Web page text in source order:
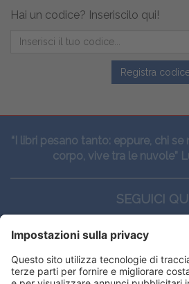
Hai un codice? Inseriscilo qui!
Registra
“I libri pesano tanto: eppure, chi
corpo, vive tra le nuvole”
SEGUICI
CONTATTI